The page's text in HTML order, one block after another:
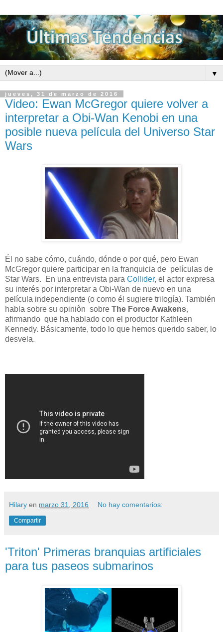
▼
jueves, 31 de marzo de 2016
Video: Ewan McGregor quiere volver a
interpretar a Obi-Wan Kenobi en una
posible nueva película del Universo Star
Wars
Él no sabe cómo, cuándo, dónde o por qué, pero Ewan
McGregor quiere participar en la franquicia de películas de
Star Wars. En una entrevista para Collider, el actor expresa
su interés por interpretar a Obi-Wan de nuevo en una
película independiente (o como él sugiere trilogía). También
habla sobre su opiniòn sobre The Force Awakens,
afirmando que ha hablado con el productor Kathleen
Kennedy. Básicamente, todo lo que hemos querido saber, lo
desvela.
Hilary en marzo 31, 2016 No hay comentarios:
Compartir
'Triton' Primeras branquias artificiales
para tus paseos submarinos